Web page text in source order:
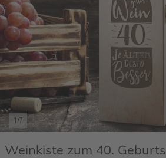
1/7
Weinkiste zum 40.